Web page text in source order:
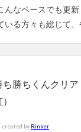
んなペースでも更
いる方々も総じて
ち勝ちくんクリ
created by Rinker